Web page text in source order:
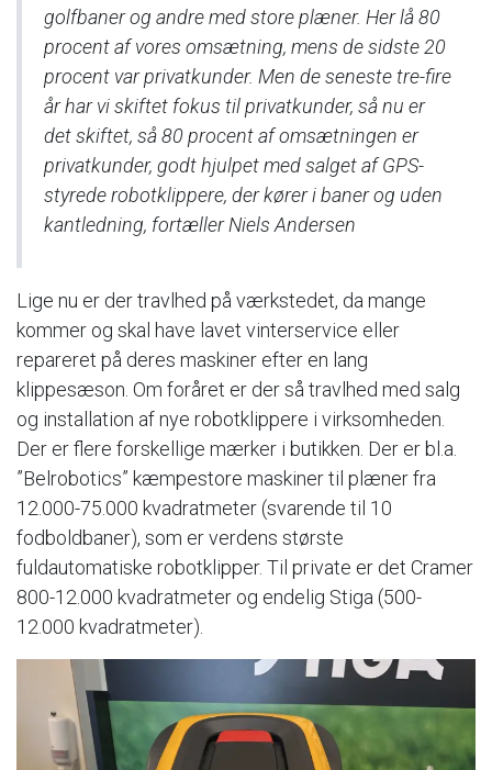
golfbaner og andre med store plæner. Her lå 80
procent af vores omsætning, mens de sidste 20
procent var privatkunder. Men de seneste tre-fire
år har vi skiftet fokus til privatkunder, så nu er
det skiftet, så 80 procent af omsætningen er
privatkunder, godt hjulpet med salget af GPS-
styrede robotklippere, der kører i baner og uden
kantledning, fortæller Niels Andersen
Lige nu er der travlhed på værkstedet, da mange
kommer og skal have lavet vinterservice eller
repareret på deres maskiner efter en lang
klippesæson. Om foråret er der så travlhed med salg
og installation af nye robotklippere i virksomheden.
Der er flere forskellige mærker i butikken. Der er bl.a.
”Belrobotics” kæmpestore maskiner til plæner fra
12.000-75.000 kvadratmeter (svarende til 10
fodboldbaner), som er verdens største
fuldautomatiske robotklipper. Til private er det Cramer
800-12.000 kvadratmeter og endelig Stiga (500-
12.000 kvadratmeter).